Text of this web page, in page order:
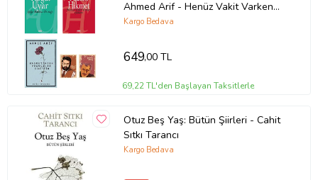
Ahmed Arif - Henüz Vakit Varken
Gülüm - Göğe Bakma Durağı Şiir
Kargo Bedava
649,00 TL
69,22 TL'den Başlayan Taksitlerle
Otuz Beş Yaş: Bütün Şiirleri - Cahit
Sıtkı Tarancı
Kargo Bedava